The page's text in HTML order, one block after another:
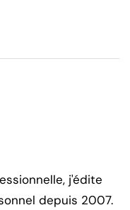
j'édite
depuis 2007.